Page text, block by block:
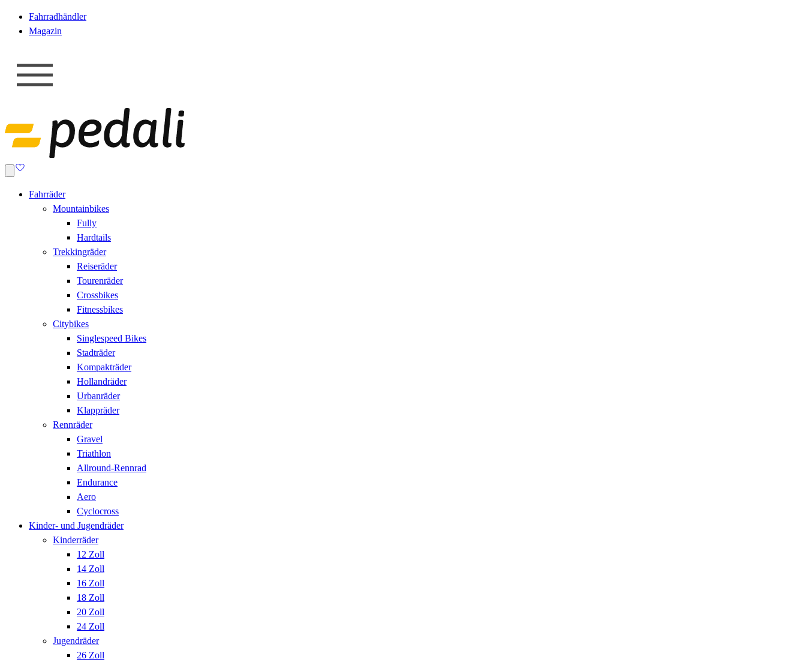
Fahrradhändler
Magazin
Fahrräder
Mountainbikes
Fully
Hardtails
Trekkingräder
Reiseräder
Tourenräder
Crossbikes
Fitnessbikes
Citybikes
Singlespeed Bikes
Stadträder
Kompakträder
Hollandräder
Urbanräder
Klappräder
Rennräder
Gravel
Triathlon
Allround-Rennrad
Endurance
Aero
Cyclocross
Kinder- und Jugendräder
Kinderräder
12 Zoll
14 Zoll
16 Zoll
18 Zoll
20 Zoll
24 Zoll
Jugendräder
26 Zoll